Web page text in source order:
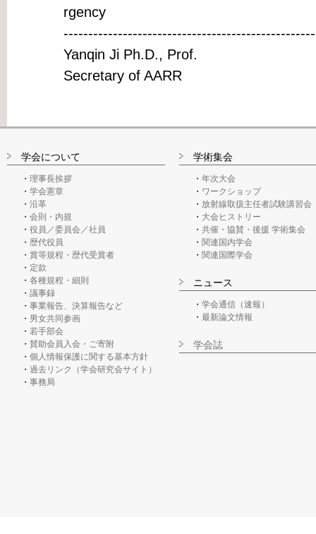
rgency
Yanqin Ji Ph.D., Prof.
Secretary of AARR
学会について
理事長挨拶
学会憲章
沿革
会則・内規
役員／委員会／社員
歴代役員
賞等規程・歴代受賞者
定款
各種規程・細則
議事録
事業報告、決算報告など
男女共同参画
若手部会
賛助会員入会・ご寄附
個人情報保護に関する基本方針
過去リンク（学会研究会サイト）
事務局
学術集会
年次大会
ワークショップ
放射線取扱主任者試験講習会
大会ヒストリー
共催・協賛・後援 学術集会
関連国内学会
関連国際学会
ニュース
学会通信（速報）
最新論文情報
学会誌